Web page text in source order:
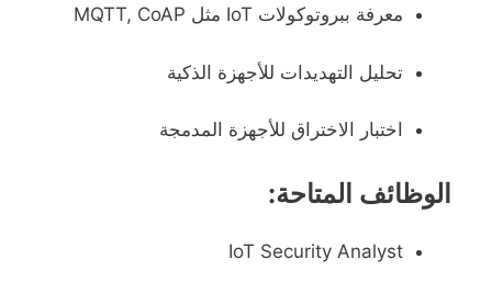
معرفة ببروتوكولات IoT مثل MQTT, CoAP
تحليل التهديدات للأجهزة الذكية
اختبار الاختراق للأجهزة المدمجة
الوظائف المتاحة:
IoT Security Analyst